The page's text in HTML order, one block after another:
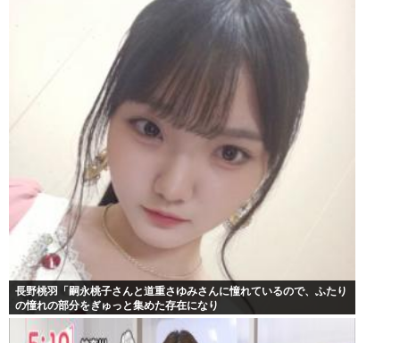
長野桃羽「嗣永桃子さんと道重さゆみさんに憧れているので、ふたり
の憧れの部分をぎゅっと集めた存在になり